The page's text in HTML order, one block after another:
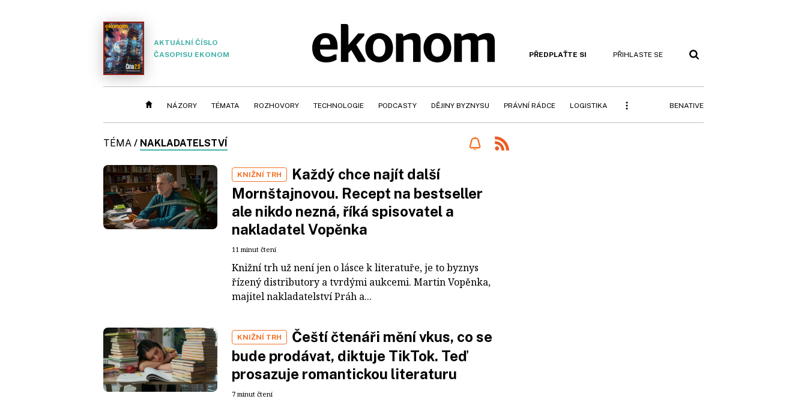
AKTUÁLNÍ ČÍSLO
ČASOPISU EKONOM
PŘEDPLAŤTE SI PŘIHLASTE SE
NÁZORY TÉMATA ROZHOVORY TECHNOLOGIE PODCASTY DĚJINY BYZNYSU PRÁVNÍ RÁDCE LOGISTIKA BENATIVE
TÉMA / NAKLADATELSTVÍ
KNIŽNÍ TRH
Každý chce najít další
Mornštajnovou. Recept na bestseller
ale nikdo nezná, říká spisovatel a
nakladatel Vopěnka
11 minut čtení
Knižní trh už není jen o lásce k literatuře, je to byznys
řízený distributory a tvrdými aukcemi. Martin Vopěnka,
majitel nakladatelství Práh a...
KNIŽNÍ TRH
Čeští čtenáři mění vkus, co se
bude prodávat, diktuje TikTok. Teď
prosazuje romantickou literaturu
7 minut čtení